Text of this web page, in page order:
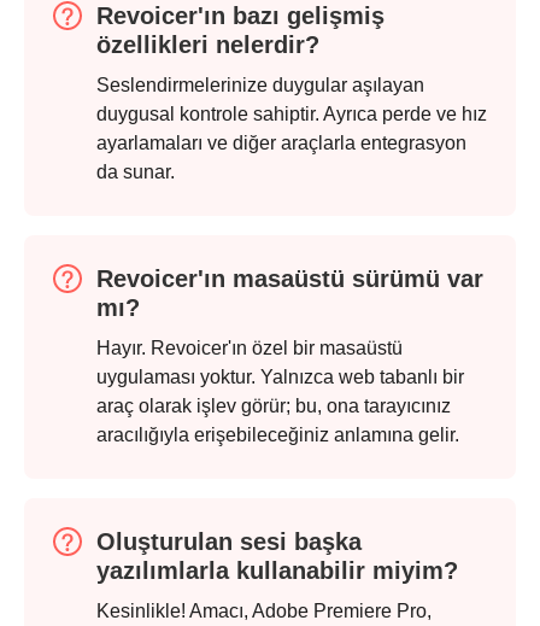
Revoicer'ın bazı gelişmiş
özellikleri nelerdir?
Seslendirmelerinize duygular aşılayan
duygusal kontrole sahiptir. Ayrıca perde ve hız
ayarlamaları ve diğer araçlarla entegrasyon
da sunar.
Revoicer'ın masaüstü sürümü var
mı?
Hayır. Revoicer'ın özel bir masaüstü
uygulaması yoktur. Yalnızca web tabanlı bir
araç olarak işlev görür; bu, ona tarayıcınız
aracılığıyla erişebileceğiniz anlamına gelir.
Oluşturulan sesi başka
yazılımlarla kullanabilir miyim?
Kesinlikle! Amacı, Adobe Premiere Pro,